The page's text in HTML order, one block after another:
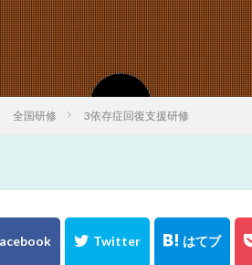
全国研修 3依存症回復支援研修